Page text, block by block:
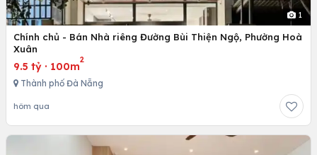
1
Chính chủ - Bán Nhà riêng Đường Bùi Thiện Ngộ, Phường Hoà
Xuân
9.5 tỷ · 100m
2
Thành phố Đà Nẵng
hôm qua